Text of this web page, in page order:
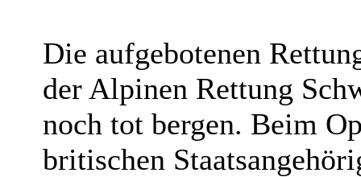
Die aufgebotenen
der Alpinen Rettung
noch tot bergen. Beim
britischen